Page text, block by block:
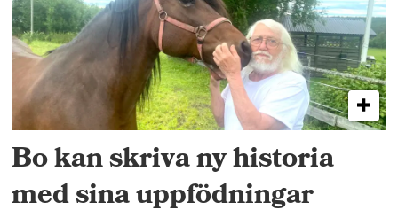
Bo kan skriva ny historia
med sina uppfödningar